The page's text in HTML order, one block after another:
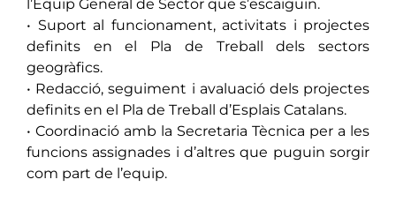
l’Equip General de Sector que s’escaiguin.
• Suport al funcionament, activitats i projectes
definits en el Pla de Treball dels sectors
geogràfics.
• Redacció, seguiment i avaluació dels projectes
definits en el Pla de Treball d’Esplais Catalans.
• Coordinació amb la Secretaria Tècnica per a les
funcions assignades i d’altres que puguin sorgir
com part de l’equip.